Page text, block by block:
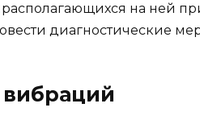
на ней
диагностические